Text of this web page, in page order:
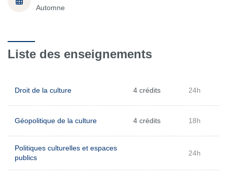
Automne
Liste des enseignements
Droit de la culture 4 crédits 24h
Géopolitique de la culture 4 crédits 18h
Politiques culturelles et espaces
publics
24h